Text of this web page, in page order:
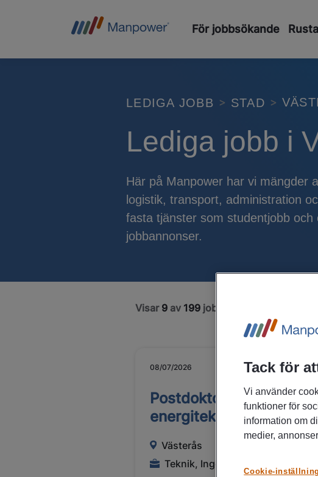
För jobbsökande
LEDIGA JOBB STAD
Lediga jobb i
Här på Manpower har vi mängder
logistik, transport, administration
fasta tjänster som studentjobb
jobbannonser.
Visar 9 av 199 jobb
08/07/2026
Postdoktor i
energiteknik
Västerås
Teknik, Ingenjörer
Tack för
Vi använder
funktioner för
information om
medier,
Cookie-